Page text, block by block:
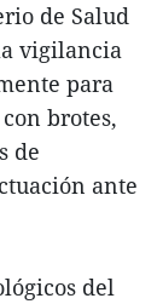
de Salud
vigilancia
para
brotes,
de
ante
del